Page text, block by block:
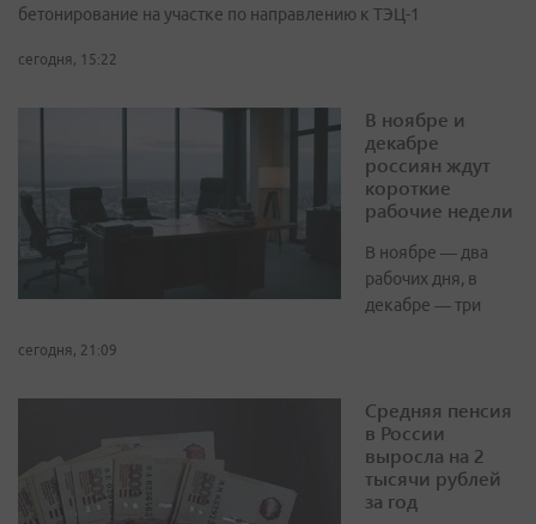
бетонирование на участке по направлению к ТЭЦ-1
сегодня, 15:22
В ноябре и
декабре
россиян ждут
короткие
рабочие недели
В ноябре — два
рабочих дня, в
декабре — три
сегодня, 21:09
Средняя пенсия
в России
выросла на 2
тысячи рублей
за год